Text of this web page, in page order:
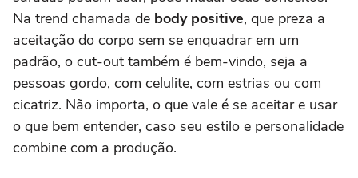
Na trend chamada de body positive, que preza a
aceitação do corpo sem se enquadrar em um
padrão, o cut-out também é bem-vindo, seja a
pessoas gordo, com celulite, com estrias ou com
cicatriz. Não importa, o que vale é se aceitar e usar
o que bem entender, caso seu estilo e personalidade
combine com a produção.